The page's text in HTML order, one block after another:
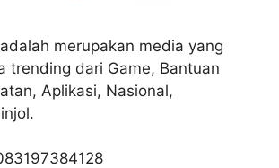
adalah merupakan media yang
trending dari Game, Bantuan
Aplikasi, Nasional,